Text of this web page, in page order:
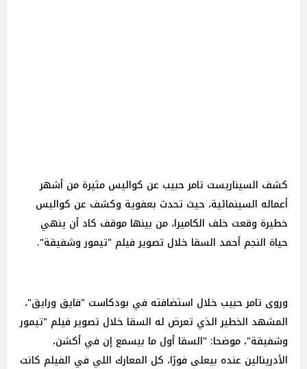
كشف السيناريست تامر حبيب عن كواليس مثيرة من أشهر
أعماله السينمائية، حيث تحدث بعفوية وكشف عن كواليس
خطيرة وقعت خلف الكاميرا، من بينها موقف كاد أن ينهي
حياة النجم أحمد السقا خلال تصوير فيلم "تيمور وشفيقة".
وروى تامر حبيب خلال استضافته في بودكاست "فايق ورايق"،
المشهد الخطير الذي تعرض له السقا خلال تصوير فيلم "تيمور
وشفيقة"، موضحا: "السقا أول ما بيسمع إن في أكشن،
الأدرينالين عنده بيعلى فورًا، كل المعارك اللي في الفيلم كانت